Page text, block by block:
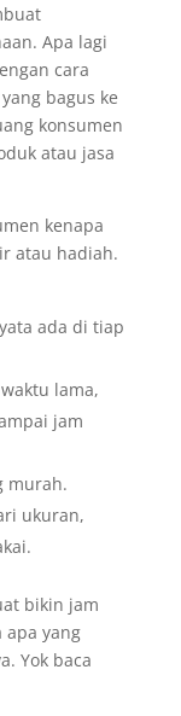
Apa lagi
cara
bagus ke
konsumen
atau jasa
kenapa
atau hadiah.
ada di tiap
lama,
jam
murah.
ukuran,
bikin jam
yang
Yok baca